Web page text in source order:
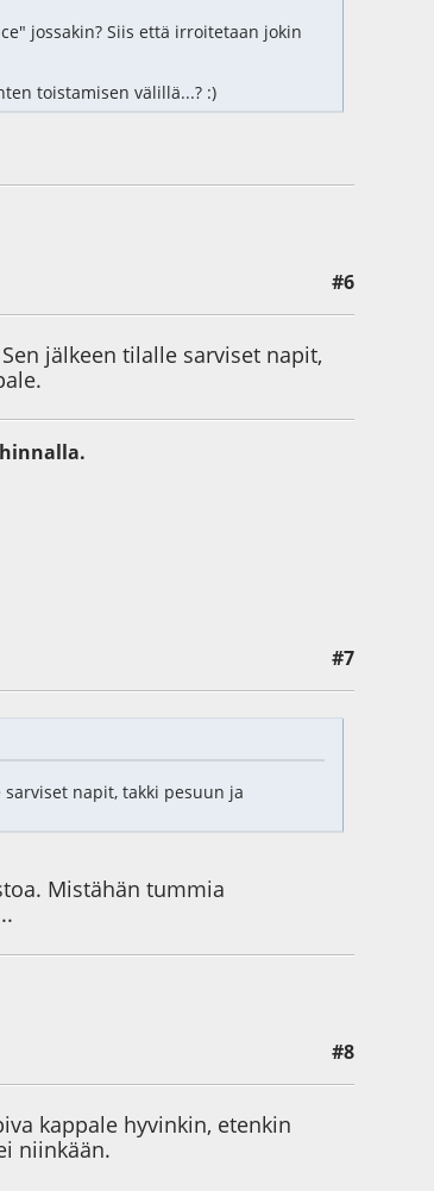
jossakin? Siis että irroitetaan jokin
toistamisen välillä...? :)
#6
jälkeen tilalle sarviset napit,
#7
napit, takki pesuun ja
Mistähän tummia
#8
kappale hyvinkin, etenkin
niinkään.